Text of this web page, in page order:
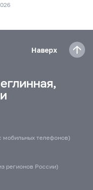
Наверх
мобильных телефонов)
регионов России)